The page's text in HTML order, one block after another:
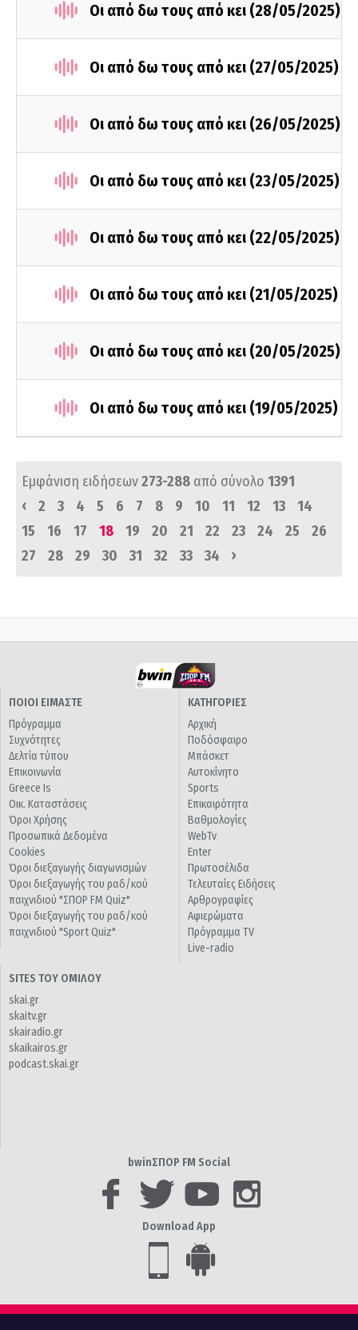
Οι από δω τους από κει (28/05/2025)
Οι από δω τους από κει (27/05/2025)
Οι από δω τους από κει (26/05/2025)
Οι από δω τους από κει (23/05/2025)
Οι από δω τους από κει (22/05/2025)
Οι από δω τους από κει (21/05/2025)
Οι από δω τους από κει (20/05/2025)
Οι από δω τους από κει (19/05/2025)
Εμφάνιση ειδήσεων273-288 από σύνολο 1391
‹
2 3 4 5 6 7 8 9 10 11 12 13
14
15
16 17 18 19 20 21 22 23 24 25
26
27
28 29 30 31 32 33 34 ›
ΠΟΙΟΙ ΕΙΜΑΣΤΕ
Πρόγραμμα
Συχνότητες
Δελτία τύπου
Επικοινωνία
Greece Is
Οικ. Καταστάσεις
Όροι Χρήσης
Προσωπικά Δεδομένα
Cookies
Όροι διεξαγωγής διαγωνισμών
Όροι διεξαγωγής του ραδ/κού
παιχνιδιού "ΣΠΟΡ FM Quiz"
Όροι διεξαγωγής του ραδ/κού
παιχνιδιού "Sport Quiz"
ΚΑΤΗΓΟΡΙΕΣ
Αρχική
Ποδόσφαιρο
Μπάσκετ
Αυτοκίνητο
Sports
Επικαιρότητα
Βαθμολογίες
WebTv
Enter
Πρωτοσέλιδα
Τελευταίες Ειδήσεις
Αρθρογραφίες
Αφιερώματα
Πρόγραμμα TV
Live-radio
SITES ΤΟΥ ΟΜΙΛΟΥ
skai.gr
skaitv.gr
skairadio.gr
skaikairos.gr
podcast.skai.gr
bwinΣΠΟΡ FM Social
Download App